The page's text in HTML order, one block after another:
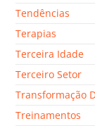
Tendências
Terapias
Terceira Idade
Terceiro Setor
Transformação
Treinamentos